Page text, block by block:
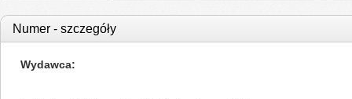
Numer - szczegóły
Wydawca